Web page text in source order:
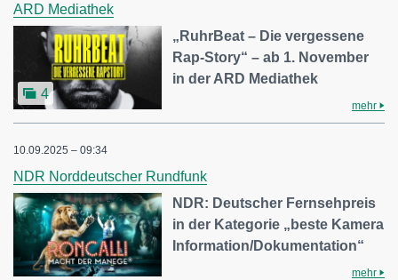
ARD Mediathek
4
„RuhrBeat – Die vergessene
Rap-Story“ – ab 1. November
in der ARD Mediathek
mehr
10.09.2025 – 09:34
NDR Norddeutscher Rundfunk
NDR: Deutscher Fernsehpreis
in der Kategorie „beste Kamera
Information/Dokumentation“
mehr